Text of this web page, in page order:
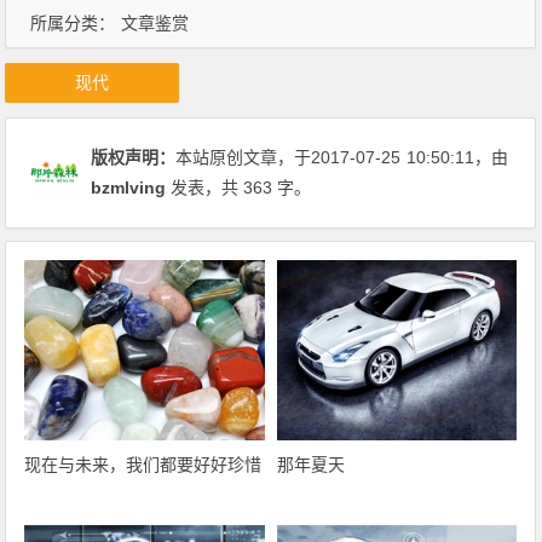
所属分类： 文章鉴赏
现代
版权声明：本站原创文章，于2017-07-25 10:50:11 ，由
bzmlving 发表，共 363 字。
现在与未来，我们都要好好珍惜 那年夏天